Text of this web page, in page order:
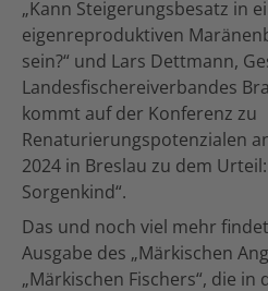
„Kann Steigerungsbesatz in
eigenreproduktiven
sein?“ und Lars Dettmann,
Landesfischereiverbandes
kommt auf der Konferenz zu
Renaturierungspotenzialen
2024 in Breslau zu dem
Sorgenkind“.
Das und noch viel mehr
Ausgabe des „Märkischen
„Märkischen Fischers“, die in